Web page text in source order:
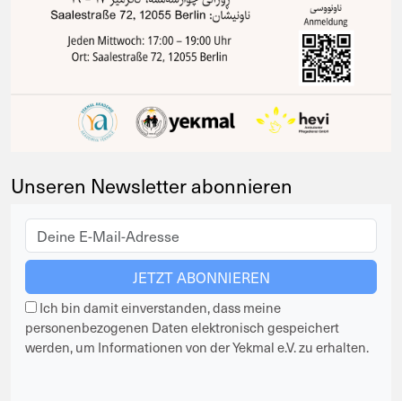
Unseren Newsletter abonnieren
Ich bin damit einverstanden, dass meine
personenbezogenen Daten elektronisch gespeichert
werden, um Informationen von der Yekmal e.V. zu erhalten.